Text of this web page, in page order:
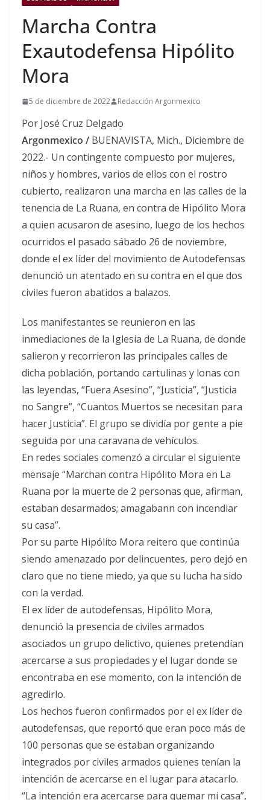
Marcha Contra
Exautodefensa Hipólito
Mora
5 de diciembre de 2022 Redacción Argonmexico
Por José Cruz Delgado
Argonmexico / BUENAVISTA, Mich., Diciembre de
2022.- Un contingente compuesto por mujeres,
niños y hombres, varios de ellos con el rostro
cubierto, realizaron una marcha en las calles de la
tenencia de La Ruana, en contra de Hipólito Mora
a quien acusaron de asesino, luego de los hechos
ocurridos el pasado sábado 26 de noviembre,
donde el ex líder del movimiento de Autodefensas
denunció un atentado en su contra en el que dos
civiles fueron abatidos a balazos.
Los manifestantes se reunieron en las
inmediaciones de la Iglesia de La Ruana, de donde
salieron y recorrieron las principales calles de
dicha población, portando cartulinas y lonas con
las leyendas, “Fuera Asesino”, “Justicia”, “Justicia
no Sangre”, “Cuantos Muertos se necesitan para
hacer Justicia”. El grupo se dividía por gente a pie
seguida por una caravana de vehículos.
En redes sociales comenzó a circular el siguiente
mensaje “Marchan contra Hipólito Mora en La
Ruana por la muerte de 2 personas que, afirman,
estaban desarmados; amagabann con incendiar
su casa”.
Por su parte Hipólito Mora reitero que continúa
siendo amenazado por delincuentes, pero dejó en
claro que no tiene miedo, ya que su lucha ha sido
con la verdad.
El ex líder de autodefensas, Hipólito Mora,
denunció la presencia de civiles armados
asociados un grupo delictivo, quienes pretendían
acercarse a sus propiedades y el lugar donde se
encontraba en ese momento, con la intención de
agredirlo.
Los hechos fueron confirmados por el ex líder de
autodefensas, que reportó que eran poco más de
100 personas que se estaban organizando
integrados por civiles armados quienes tenían la
intención de acercarse en el lugar para atacarlo.
“La intención era acercarse para quemar mi casa”,